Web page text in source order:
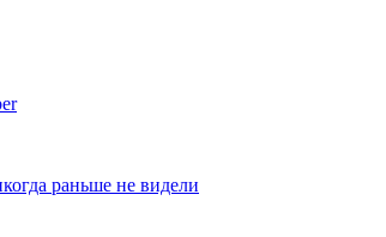
раньше не видели